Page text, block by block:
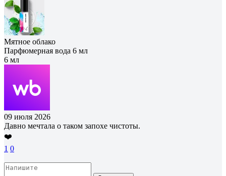
Мятное облако
Парфюмерная вода 6 мл
6 мл
09 июля 2026
Давно мечтала о таком запохе чистоты.
❤️
1 0